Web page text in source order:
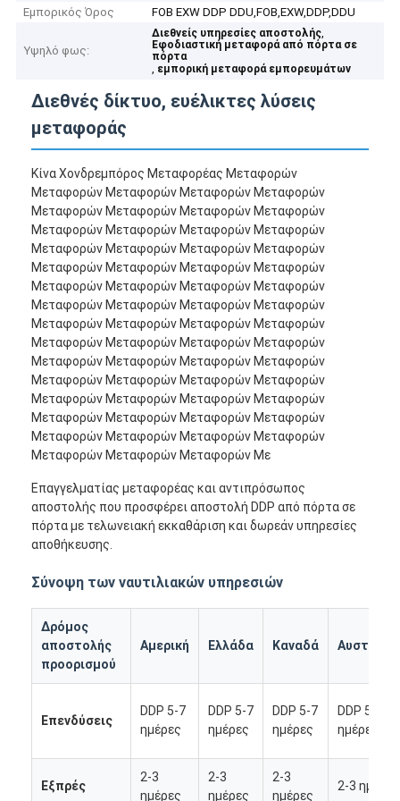
Αρχική Σελίδα
Εμπορικός Όρος
FOB EXW DDP DDU,FOB,EXW,DDP,DDU
Υψηλό φως:
Διεθνείς υπηρεσίες αποστολής,
Εφοδιαστική μεταφορά από πόρτα σε
πόρτα
, εμπορική μεταφορά εμπορευμάτων
Διεθνές δίκτυο, ευέλικτες λύσεις
μεταφοράς
Κίνα Χονδρεμπόρος Μεταφορέας Μεταφορών
Μεταφορών Μεταφορών Μεταφορών Μεταφορών
Μεταφορών Μεταφορών Μεταφορών Μεταφορών
Μεταφορών Μεταφορών Μεταφορών Μεταφορών
Μεταφορών Μεταφορών Μεταφορών Μεταφορών
Μεταφορών Μεταφορών Μεταφορών Μεταφορών
Μεταφορών Μεταφορών Μεταφορών Μεταφορών
Μεταφορών Μεταφορών Μεταφορών Μεταφορών
Μεταφορών Μεταφορών Μεταφορών Μεταφορών
Μεταφορών Μεταφορών Μεταφορών Μεταφορών
Μεταφορών Μεταφορών Μεταφορών Μεταφορών
Μεταφορών Μεταφορών Μεταφορών Μεταφορών
Μεταφορών Μεταφορών Μεταφορών Μεταφορών
Μεταφορών Μεταφορών Μεταφορών Μεταφορών
Μεταφορών Μεταφορών Μεταφορών Μεταφορών
Μεταφορών Μεταφορών Μεταφορών Με
Επαγγελματίας μεταφορέας και αντιπρόσωπος
αποστολής που προσφέρει αποστολή DDP από πόρτα σε
πόρτα με τελωνειακή εκκαθάριση και δωρεάν υπηρεσίες
αποθήκευσης.
Σύνοψη των ναυτιλιακών υπηρεσιών
Δρόμος
αποστολής
προορισμού
Αμερική Ελλάδα Καναδά
Επενδύσεις
DDP 5-7
ημέρες
DDP 5-7
ημέρες
DDP 5-7
ημέρες
DDP 5-7
ημέρες
Εξπρές
2-3
ημέρες
2-3
ημέρες
2-3
ημέρες
2-3 ημέρες